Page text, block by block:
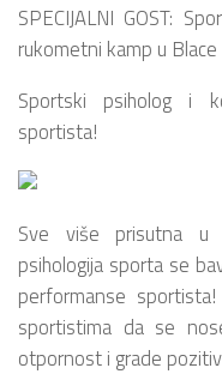
SPECIJALNI GOST:
rukometni kamp u Blace
Sportski psiholog i
sportista!
Sve više prisutna u
psihologija sporta se
performanse
sportistima da se
otpornost i grade